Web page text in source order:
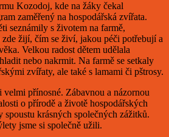
Kozodoj, kde na žáky čekal
zaměřený na hospodářská zvířata.
seznámily s životem na farmě,
žijí, čím se živí, jakou péči potřebují a
Velkou radost dětem udělala
nebo nakrmit. Na farmě se setkaly
zvířaty, ale také s lamami či pštrosy.
přínosné. Zábavnou a názornou
o přírodě a životě hospodářských
spoustu krásných společných zážitků.
jsme si společně užili.